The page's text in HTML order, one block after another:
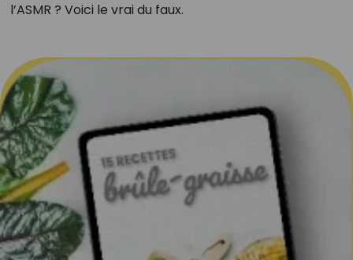
l’ASMR ? Voici le vrai du faux.